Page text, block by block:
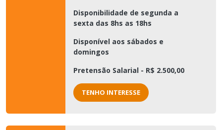
Disponibilidade de segunda a
sexta das 8hs as 18hs
Disponível aos sábados e
domingos
Pretensão Salarial - R$ 2.500,00
TENHO INTERESSE